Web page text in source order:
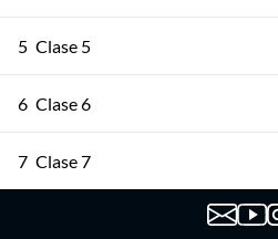
5 Clase 5
6 Clase 6
7 Clase 7